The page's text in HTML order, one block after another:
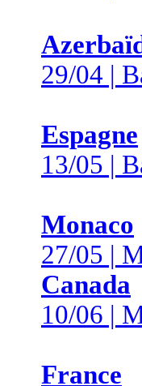
29/04 |
Espagne
13/05 |
Monaco
27/05 |
Canada
10/06 |
France